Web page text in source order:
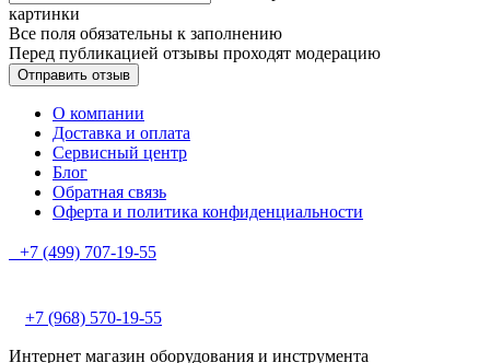
картинки
Все поля обязательны к заполнению
Перед публикацией отзывы проходят модерацию
О компании
Доставка и оплата
Сервисный центр
Блог
Обратная связь
Оферта и политика конфиденциальности
+7 (499) 707-19-55
+7 (968) 570-19-55
Интернет магазин оборудования и инструмента